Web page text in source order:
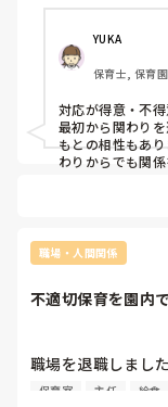
とは思いますが
食べてくれますよ
を最初から避ける
あると思いますが
の対応を避けたが
だけ対応されても
てくれますよ、こ
ますが、やっては
YUKA
保育士, 保育
対応が得意・不
最初から関わり
もとの相性もあ
わりからでも関
職場・人間関係
不適切保育を園内
職場を退職しまし
がされていました
保育室 主任 給食